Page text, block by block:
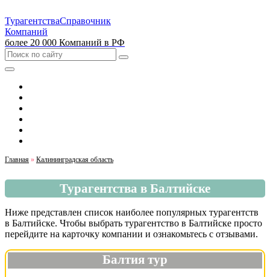
ТурагентстваСправочник
Компаний
более 20 000 Компаний в РФ
Главная » Калининградская область
Турагентства в Балтийске
Ниже представлен список наиболее популярных турагентств
в Балтийске. Чтобы выбрать турагентство в Балтийске просто
перейдите на карточку компании и ознакомьтесь с отзывами.
Балтия тур